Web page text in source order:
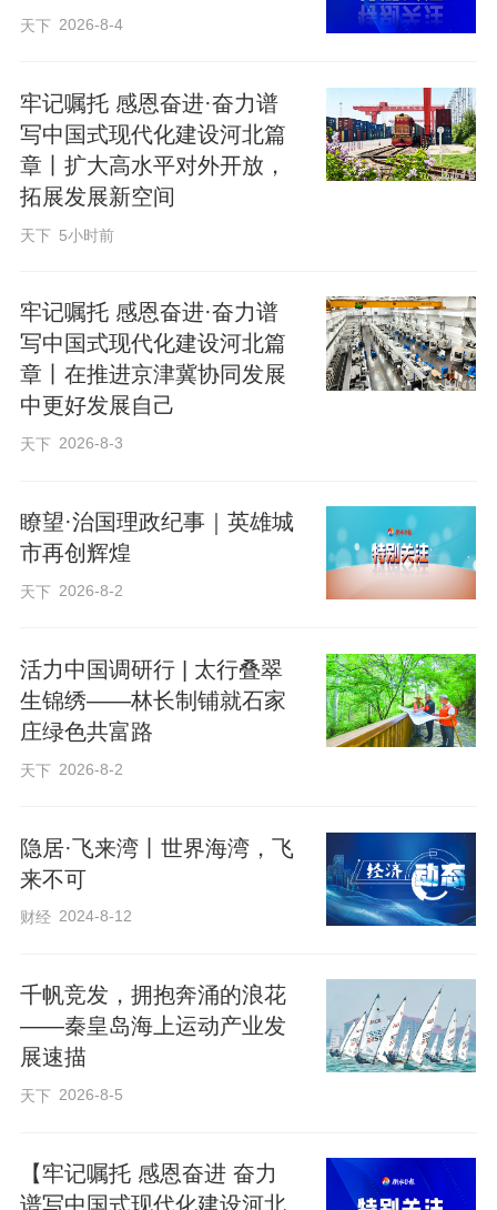
■从一趟中欧班列的开行，看产业协同的高
“呜——”
中欧班列缓缓驶出作业线，驶向俄罗斯首
都莫斯科。
不远处的办公楼内，河北省国际陆港有限
头望向窗外，随即又收回视线，继续拿起
电话，协调国际班列的货运订舱、计划申
报……
在陆港工作多年，她早已习惯了这样的工
作节奏，也习惯了列车准点发出的嘹亮汽
笛声。
“一开始，咱们的班列少，时间也不固定。
现在可不一样了，从这里发出的班列已有
天下 2026-8-4
牢记嘱托 感恩奋进·奋力谱
写中国式现代化建设河北篇
章丨扩大高水平对外开放，
拓展发展新空间
天下 5小时前
牢记嘱托 感恩奋进·奋力谱
写中国式现代化建设河北篇
章丨在推进京津冀协同发展
中更好发展自己
天下 2026-8-3
瞭望·治国理政纪事｜英雄城
市再创辉煌
天下 2026-8-2
活力中国调研行 | 太行叠翠
生锦绣——林长制铺就石家
庄绿色共富路
天下 2026-8-2
隐居·飞来湾丨世界海湾，飞
来不可
财经 2024-8-12
千帆竞发，拥抱奔涌的浪花
——秦皇岛海上运动产业发
展速描
天下 2026-8-5
【牢记嘱托 感恩奋进 奋力
谱写中国式现代化建设河北